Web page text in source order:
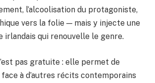
l’alcoolisation du protagoniste,
vers la folie — mais y injecte une
irlandais qui renouvelle le genre.
pas gratuite : elle permet de
à d’autres récits contemporains